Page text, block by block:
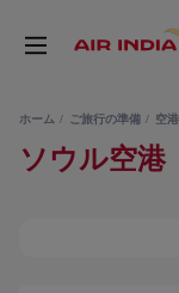
ホーム ご旅行の準備 空
ソウル空港